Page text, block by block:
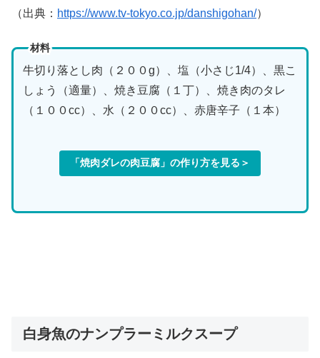
（出典： https://www.tv-tokyo.co.jp/danshigohan/）
材料
牛切り落とし肉（２００g）、塩（小さじ1/4）、黒こ
しょう（適量）、焼き豆腐（１丁）、焼き肉のタレ
（１００cc）、水（２００cc）、赤唐辛子（１本）
「焼肉ダレの肉豆腐」の作り方を見る＞
白身魚のナンプラーミルクスープ